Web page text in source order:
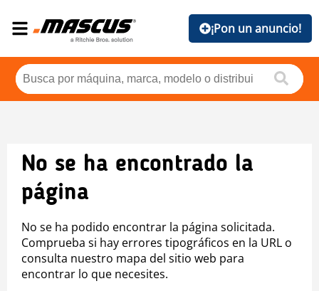
¡Pon un anuncio!
No se ha encontrado la
página
No se ha podido encontrar la página solicitada.
Comprueba si hay errores tipográficos en la URL o
consulta nuestro mapa del sitio web para
encontrar lo que necesites.